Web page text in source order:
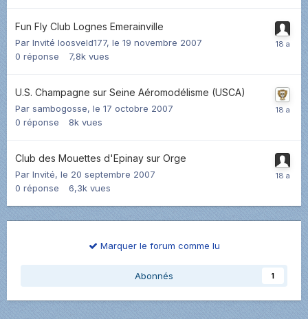
Fun Fly Club Lognes Emerainville
Par Invité loosveld177, le 19 novembre 2007
0 réponse 7,8k vues
U.S. Champagne sur Seine Aéromodélisme (USCA)
Par sambogosse, le 17 octobre 2007
0 réponse 8k vues
Club des Mouettes d'Epinay sur Orge
Par Invité, le 20 septembre 2007
0 réponse 6,3k vues
Marquer le forum comme lu
Abonnés 1